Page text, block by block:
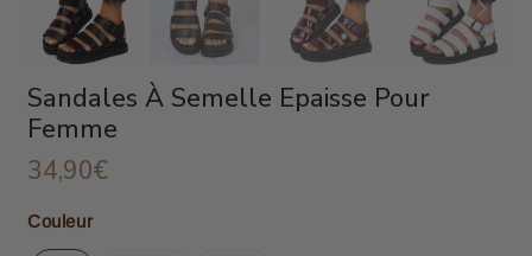
Sandales À Semelle Epaisse Pour
Femme
34,90€
price
Couleur